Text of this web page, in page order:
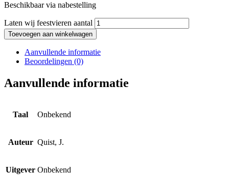
Beschikbaar via nabestelling
Laten wij feestvieren aantal
Toevoegen aan winkelwagen
Aanvullende informatie
Beoordelingen (0)
Aanvullende informatie
Taal Onbekend
Auteur Quist, J.
Uitgever Onbekend